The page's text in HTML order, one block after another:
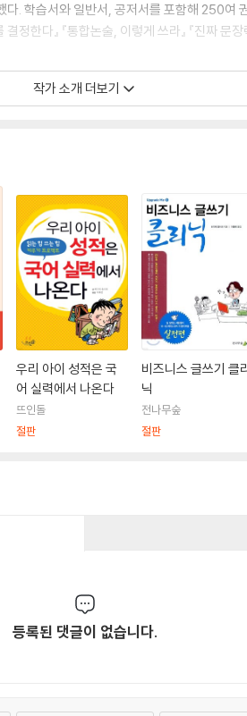
. 학습서와 일반서, 공저서를 포함해 250여
한다』 『통합논술, 이렇게 쓰라』 『진짜 문장
작가 소개 더보기
우리 아이 성적은 국
어 실력에서 나온다
뜨인돌
절판
비즈니스 글쓰기 클
닉
전나무숲
절판
등록된 댓글이 없습니다.